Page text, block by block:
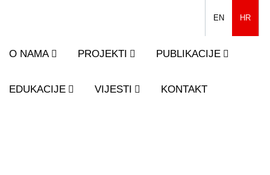
EN HR
O NAMA PROJEKTI PUBLIKACIJE
EDUKACIJE VIJESTI KONTAKT